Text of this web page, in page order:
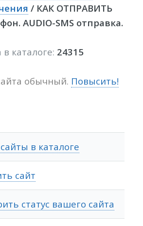
/ КАК ОТПРАВИТЬ
AUDIO-SMS отправка.
каталоге: 24315
обычный. Повысить!
в каталоге
сайт
статус вашего сайта